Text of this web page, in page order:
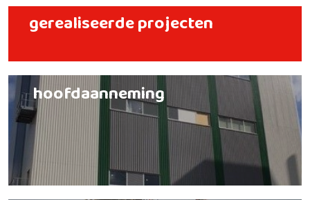
gerealiseerde projecten
hoofdaanneming